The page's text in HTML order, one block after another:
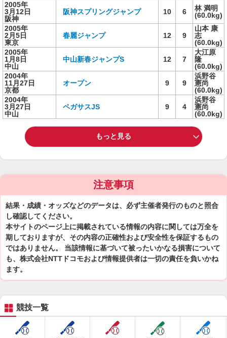
2005年
3月12日
阪神
阪神スプリングジャンプ 10 6
林 満明
(60.0kg)
2005年
2月5日
東京
春麗ジャンプ 12 9
山本 康
志
(60.0kg)
2005年
1月8日
中山
中山新春ジャンプS 12 7
大江原
隆
(60.0kg)
2004年
11月27日
京都
オープン 9 9
浜野谷
憲尚
(60.0kg)
2004年
3月27日
中山
ペガサスJS 9 4
浜野谷
憲尚
(60.0kg)
もっと見る
注意事項
結果・成績・オッズなどのデータは、必ず主催者発行のものと照合
し確認してください。
本サイトのページ上に掲載されている情報の内容に関しては万全を
期しておりますが、その内容の正確性および安全性を保証するもの
ではありません。 当該情報に基づいて被ったいかなる損害について
も、株式会社NTTドコモおよび情報提供者は一切の責任を負いかね
ます。
競技一覧